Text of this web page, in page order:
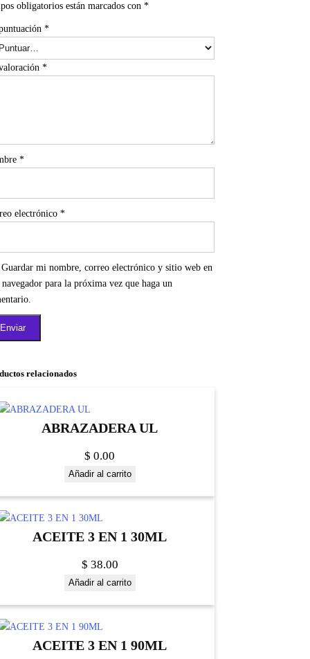
obligatorios están marcados con *
*
*
*
electrónico *
Guardar mi nombre, correo electrónico y sitio web en
navegador para la próxima vez que haga un
relacionados
ABRAZADERA UL
$ 0.00
Añadir al carrito
ACEITE 3 EN 1 30ML
$ 38.00
Añadir al carrito
ACEITE 3 EN 1 90ML